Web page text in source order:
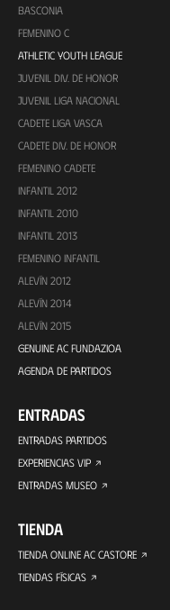
BASCONIA
FEMENINO C
ATHLETIC YOUTH LEAGUE
JUVENIL DIV. DE HONOR
JUVENIL LIGA NACIONAL
CADETE LIGA VASCA
CADETE DIV. DE HONOR
FEMENINO CADETE
INFANTIL 2012
INFANTIL 2010
INFANTIL 2013
FEMENINO INFANTIL
ALEVÍN 2012
ALEVÍN 2014
ALEVÍN 2015
GENUINE AC FUNDAZIOA
AGENDA DE PARTIDOS
ENTRADAS
ENTRADAS PARTIDOS
EXPERIENCIAS VIP
ENTRADAS MUSEO
TIENDA
TIENDA ONLINE AC CASTORE
TIENDAS FÍSICAS